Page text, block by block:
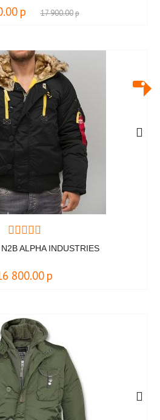
р 17 900.00р
ALPHA INDUSTRIES
800.00 р